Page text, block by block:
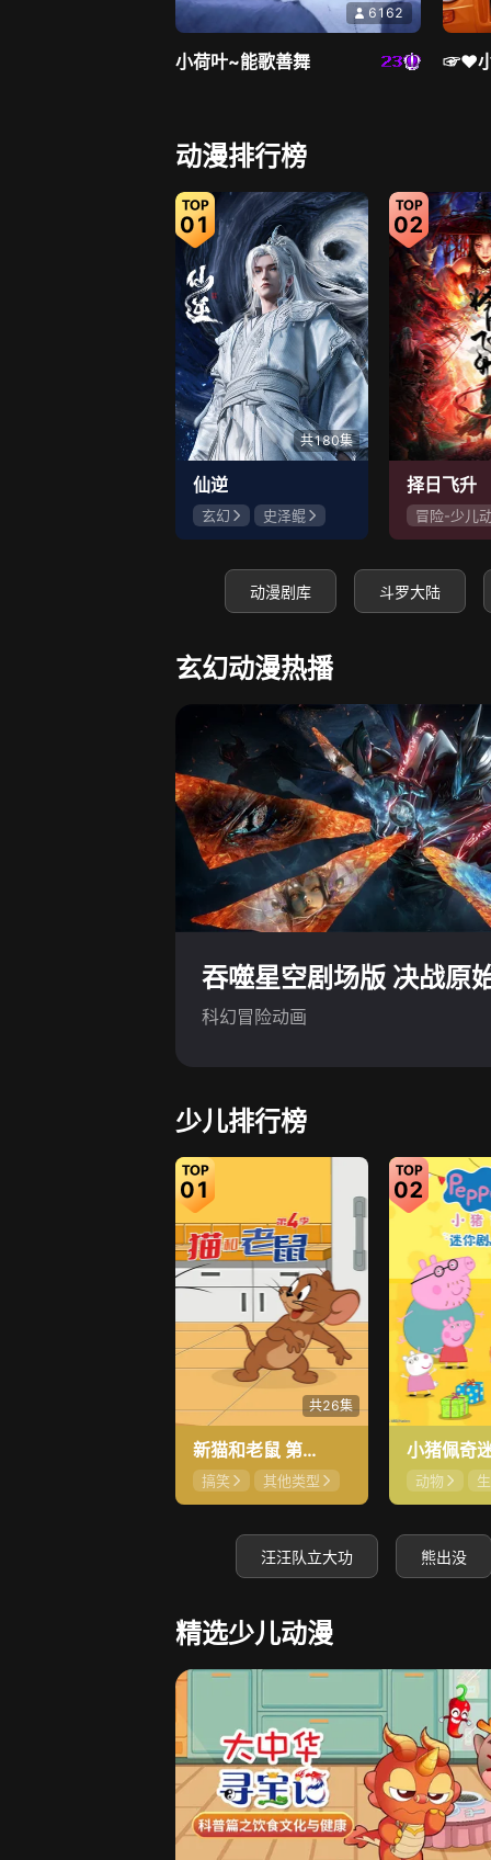
6162
小荷叶~能歌善舞 ☞♥
6722
❥小雪❥金牌代理 良田
动漫排行榜
01
共180集
仙逆
玄幻
史泽鲲
张惠霖
王婧儿
02
择日飞升
冒险-少儿
神怪
动漫剧库 斗罗大陆
玄幻动漫热播
吞噬星空剧场版 决战原
科幻冒险动画
少儿排行榜
01
共26集
新猫和老鼠 第4季
搞笑 其他类型
02
动物
汪汪队立大功 熊出没
精选少儿动漫